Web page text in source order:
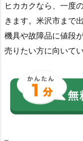
ヒカカクなら、一度
きます。米沢市まで
機具や故障品に値段
売りたい方に向いてい